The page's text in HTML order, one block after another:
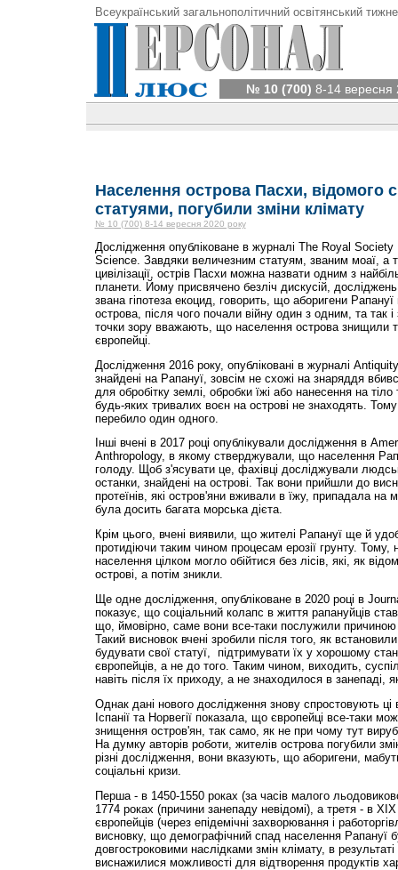
Всеукраїнський загальнополітичний освітянський
№ 10 (700) 8-14 вересня
Населення острова Пасхи, відомого
статуями, погубили зміни клімату
№ 10 (700) 8-14 вересня 2020 року
Дослідження опубліковане в журналі The Royal
Science. Завдяки величезним статуям, званим моаї, а
цивілізації, острів Пасхи можна назвати одним з
планети. Йому присвячено безліч дискусій, досліджень
звана гіпотеза екоцид, говорить, що аборигени
острова, після чого почали війну один з одним, та так
точки зору вважають, що населення острова знищили
європейці.
Дослідження 2016 року, опубліковані в журналі
знайдені на Рапануї, зовсім не схожі на знаряддя
для обробітку землі, обробки їжі або нанесення на
будь-яких тривалих воєн на острові не знаходять.
перебило один одного.
Інші вчені в 2017 році опублікували дослідження в
Anthropology, в якому стверджували, що населення
голоду. Щоб з'ясувати це, фахівці досліджували
останки, знайдені на острові. Так вони прийшли до
протеїнів, які остров'яни вживали в їжу, припадала на
була досить багата морська дієта.
Крім цього, вчені виявили, що жителі Рапануї ще й
протидіючи таким чином процесам ерозії грунту. Тому,
населення цілком могло обійтися без лісів, які, як
острові, а потім зникли.
Ще одне дослідження, опубліковане в 2020 році в
показує, що соціальний колапс в життя рапануйців
що, ймовірно, саме вони все-таки послужили причиною
Такий висновок вчені зробили після того, як
будувати свої статуї, підтримувати їх у хорошому
європейців, а не до того. Таким чином, виходить,
навіть після їх приходу, а не знаходилося в занепаді,
Однак дані нового дослідження знову спростовують ці
Іспанії та Норвегії показала, що європейці все-таки
знищення остров'ян, так само, як не при чому тут
На думку авторів роботи, жителів острова погубили
різні дослідження, вони вказують, що аборигени,
соціальні кризи.
Перша - в 1450-1550 роках (за часів малого
1774 роках (причини занепаду невідомі), а третя - в
європейців (через епідемічні захворювання і
висновку, що демографічний спад населення Рапануї
довгостроковими наслідками змін клімату, в
виснажилися можливості для відтворення продуктів